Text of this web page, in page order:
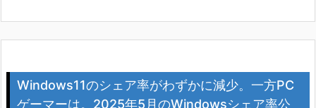
Windows11のシェア率がわずかに減少。一方PC
ゲーマーは。2025年5月のWindowsシェア率公